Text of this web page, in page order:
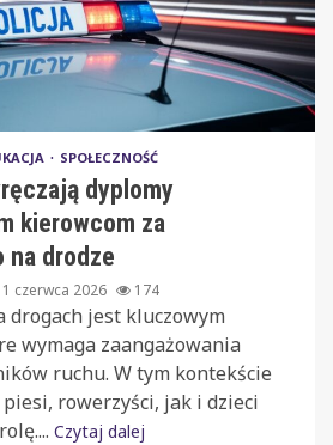
SPOŁECZNOŚĆ
dyplomy
kierowcom za
na drodze
czerwca 2026 174
drogach jest kluczowym
wymaga zaangażowania
ruchu. W tym kontekście
rowerzyści, jak i dzieci
Czytaj dalej